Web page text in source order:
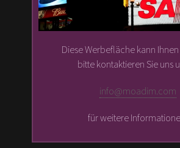
Diese Werbefläche kann
bitte kontaktieren Sie uns
info@moadim.com
für weitere